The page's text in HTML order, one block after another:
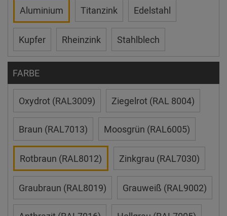
Aluminium Titanzink Edelstahl
Kupfer Rheinzink Stahlblech
FARBE
Oxydrot (RAL3009) Ziegelrot (RAL 8004)
Braun (RAL7013) Moosgrün (RAL6005)
Rotbraun (RAL8012) Zinkgrau (RAL7030)
Graubraun (RAL8019) Grauweiß (RAL9002)